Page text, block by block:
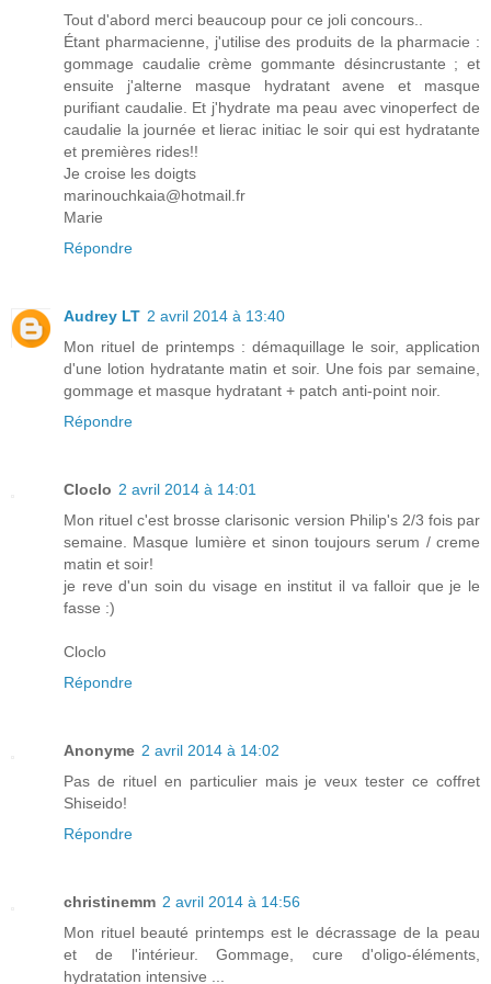
Tout d'abord merci beaucoup pour ce joli concours..
Étant pharmacienne, j'utilise des produits de la pharmacie :
gommage caudalie crème gommante désincrustante ; et
ensuite j'alterne masque hydratant avene et masque
purifiant caudalie. Et j'hydrate ma peau avec vinoperfect de
caudalie la journée et lierac initiac le soir qui est hydratante
et premières rides!!
Je croise les doigts
marinouchkaia@hotmail.fr
Marie
Répondre
Audrey LT 2 avril 2014 à 13:40
Mon rituel de printemps : démaquillage le soir, application
d'une lotion hydratante matin et soir. Une fois par semaine,
gommage et masque hydratant + patch anti-point noir.
Répondre
Cloclo 2 avril 2014 à 14:01
Mon rituel c'est brosse clarisonic version Philip's 2/3 fois par
semaine. Masque lumière et sinon toujours serum / creme
matin et soir!
je reve d'un soin du visage en institut il va falloir que je le
fasse :)
Cloclo
Répondre
Anonyme 2 avril 2014 à 14:02
Pas de rituel en particulier mais je veux tester ce coffret
Shiseido!
Répondre
christinemm 2 avril 2014 à 14:56
Mon rituel beauté printemps est le décrassage de la peau
et de l'intérieur. Gommage, cure d'oligo-éléments,
hydratation intensive ...